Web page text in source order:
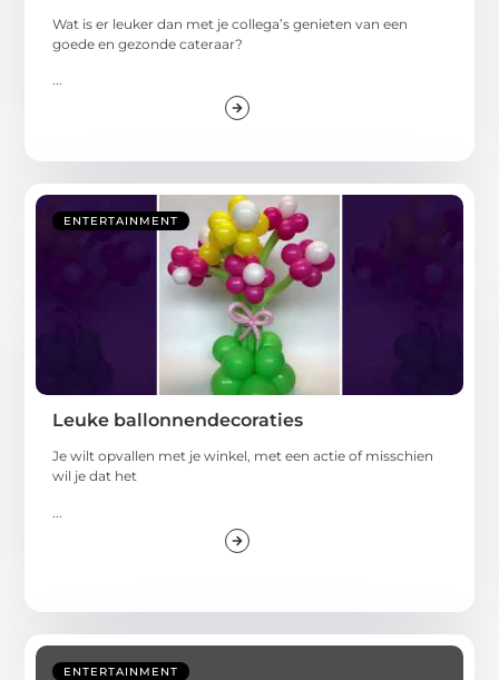
Wat is er leuker dan met je collega’s genieten van een
goede en gezonde cateraar?
...
ENTERTAINMENT
Leuke ballonnendecoraties
Je wilt opvallen met je winkel, met een actie of misschien
wil je dat het
ENTERTAINMENT